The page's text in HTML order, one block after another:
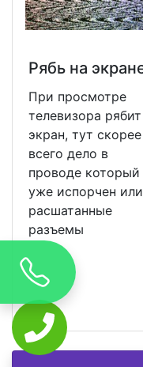
Рябь на
При просмотре
телевизора рябит
экран, тут скорее
всего дело в
проводе который
уже испорчен или
расшатанные
разъемы